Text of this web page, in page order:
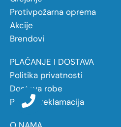
Protivpožarna oprema
Akcije
Brendovi
PLAĆANJE I DOSTAVA
Politika privatnosti
Dostava robe
Politika reklamacija